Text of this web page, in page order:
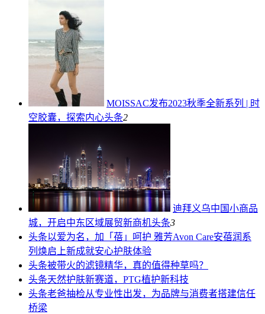
MOISSAC发布2023秋季全新系列 | 时
空胶囊，探索内心头条2
迪拜义乌中国小商品
城，开启中东区域展贸新商机头条3
头条以爱为名，加「蓓」呵护 雅芳Avon Care安蓓润系
列焕启上新成就安心护肤体验
头条被带火的滤镜精华，真的值得种草吗？
头条天然护肤新赛道，PTG植护新科技
头条老爸抽检从专业性出发，为品牌与消费者搭建信任
桥梁